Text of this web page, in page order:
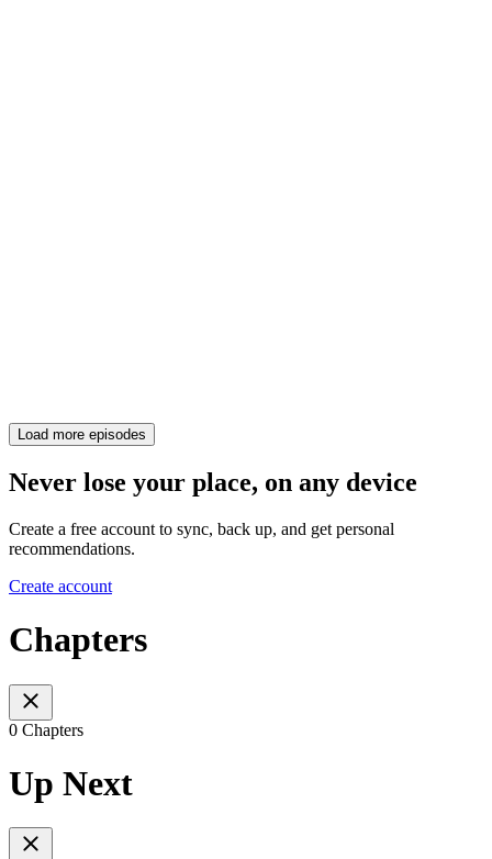
Load more episodes
Never lose your place, on any device
Create a free account to sync, back up, and get personal
recommendations.
Create account
Chapters
0 Chapters
Up Next